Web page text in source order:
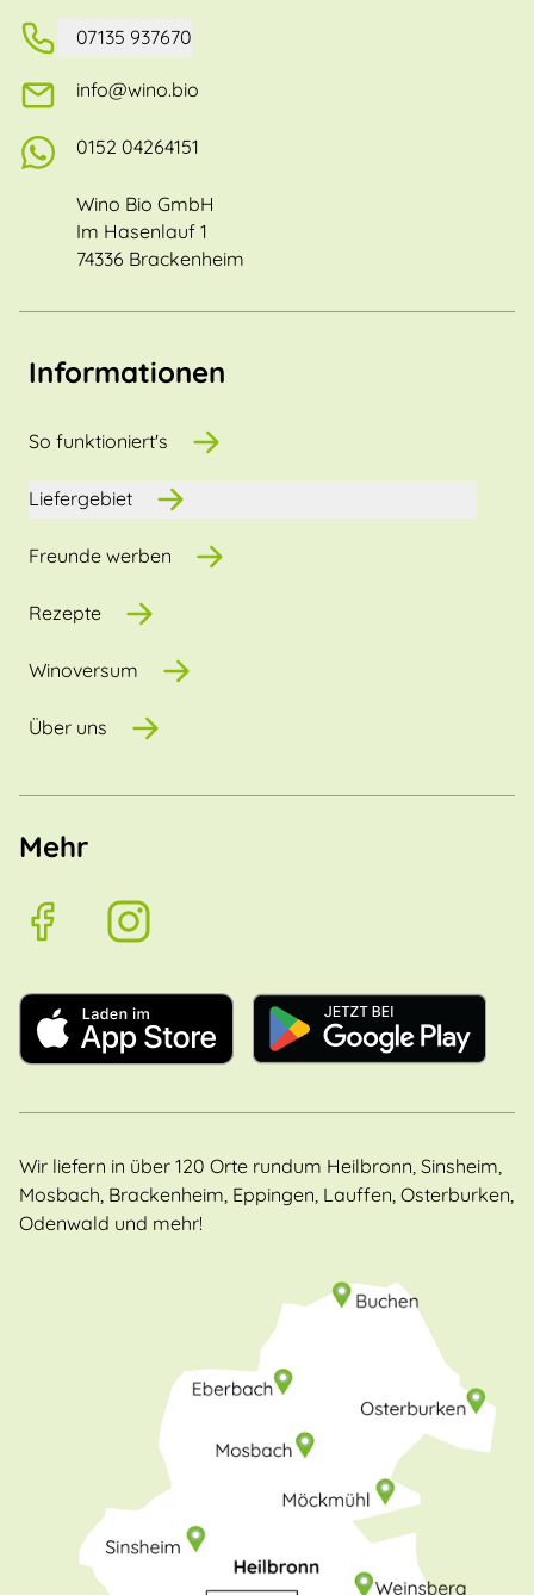
07135 937670
info@wino.bio
0152 04264151
Wino Bio GmbH
Im Hasenlauf 1
74336 Brackenheim
Informationen
So funktioniert's
Liefergebiet
Freunde werben
Rezepte
Winoversum
Über uns
Mehr
Wir liefern in über 120 Orte rundum Heilbronn, Sinsheim,
Mosbach, Brackenheim, Eppingen, Lauffen, Osterburken,
Odenwald und mehr!